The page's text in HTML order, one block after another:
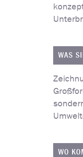
WAS
WO